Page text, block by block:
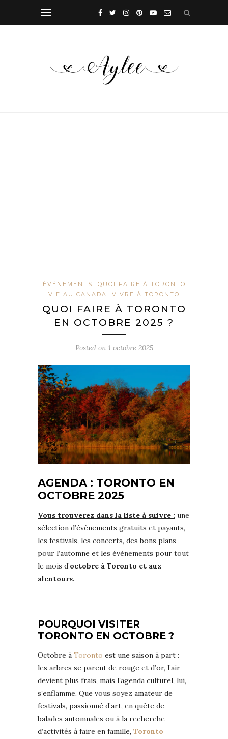
ÉVÈNEMENTS
QUOI FAIRE À TORONTO
VIE AU CANADA
VIVRE À TORONTO
QUOI FAIRE À TORONTO
EN OCTOBRE 2025 ?
Posted on 1 octobre 2025
AGENDA : TORONTO EN
OCTOBRE 2025
Vous trouverez dans la liste à suivre : une
sélection d’évènements gratuits et payants,
les festivals, les concerts, des bons plans
pour l’automne et les évènements pour tout
le mois d’octobre à Toronto et aux
alentours.
POURQUOI VISITER
TORONTO EN OCTOBRE ?
Octobre à Toronto est une saison à part :
les arbres se parent de rouge et d’or, l’air
devient plus frais, mais l’agenda culturel, lui,
s’enflamme. Que vous soyez amateur de
festivals, passionné d’art, en quête de
balades automnales ou à la recherche
d’activités à faire en famille, Toronto